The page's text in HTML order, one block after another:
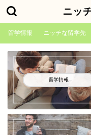
ニッ
留学情報 ニッチな留学先
留学情報